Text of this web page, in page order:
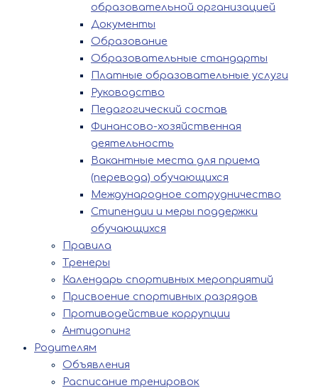
образовательной организацией
Документы
Образование
Образовательные стандарты
Платные образовательные услуги
Руководство
Педагогический состав
Финансово-хозяйственная
деятельность
Вакантные места для приема
(перевода) обучающихся
Международное сотрудничество
Стипендии и меры поддержки
обучающихся
Правила
Тренеры
Календарь спортивных мероприятий
Присвоение спортивных разрядов
Противодействие коррупции
Антидопинг
Родителям
Объявления
Расписание тренировок